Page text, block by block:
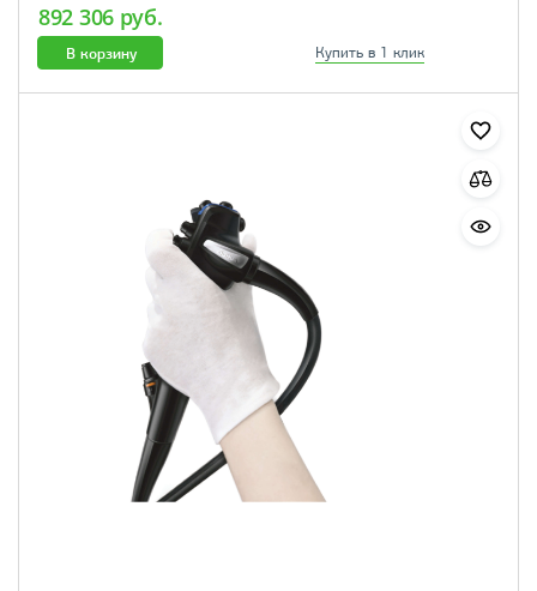
892 306 руб.
В корзину Купить в 1 клик